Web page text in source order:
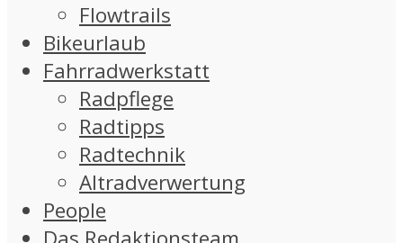
Flowtrails
Bikeurlaub
Fahrradwerkstatt
Radpflege
Radtipps
Radtechnik
Altradverwertung
People